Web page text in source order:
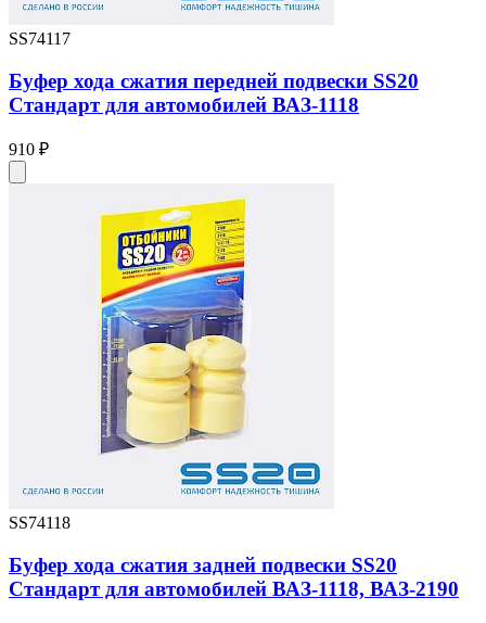
SS74117
Буфер хода сжатия передней подвески SS20
Стандарт для автомобилей ВАЗ-1118
910 ₽
SS74118
Буфер хода сжатия задней подвески SS20
Стандарт для автомобилей ВАЗ-1118, ВАЗ-2190